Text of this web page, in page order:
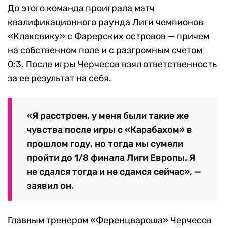
До этого команда проиграла матч
квалификационного раунда Лиги чемпионов
«Клаксвику» с Фарерских островов — причем
на собственном поле и с разгромным счетом
0:3. После игры Черчесов взял ответственность
за ее результат на себя.
«Я расстроен, у меня были такие же
чувства после игры с «Карабахом» в
прошлом году, но тогда мы сумели
пройти до 1/8 финала Лиги Европы. Я
не сдался тогда и не сдамся сейчас», —
заявил он.
Главным тренером «Ференцвароша» Черчесов